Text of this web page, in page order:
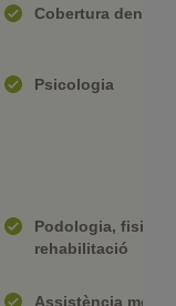
Cobertura dental
Psicologia
Podologia,
rehabilitació
Assistència